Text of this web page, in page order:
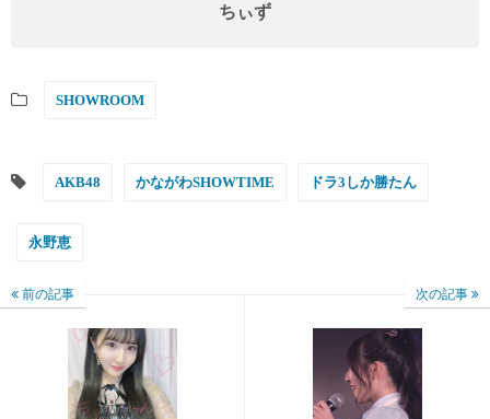
ちぃず
SHOWROOM
AKB48 かながわSHOWTIME ドラ3しか勝たん
永野恵
前の記事 次の記事